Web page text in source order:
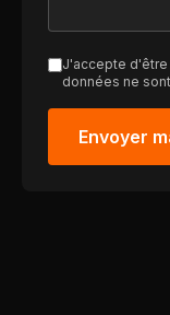
J'accepte d'être
données ne
Envoyer